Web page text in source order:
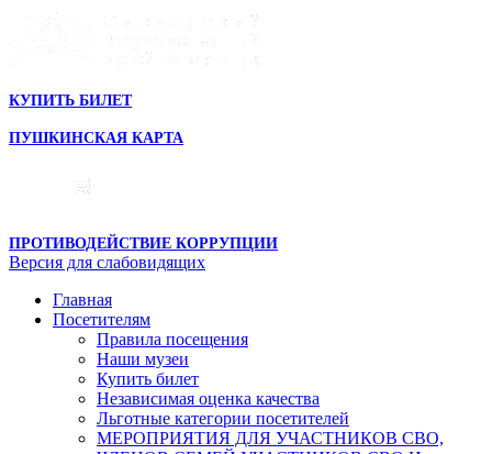
КУПИТЬ БИЛЕТ
ПУШКИНСКАЯ КАРТА
ПРОТИВОДЕЙСТВИЕ КОРРУПЦИИ
Версия для слабовидящих
Главная
Посетителям
Правила посещения
Наши музеи
Купить билет
Независимая оценка качества
Льготные категории посетителей
МЕРОПРИЯТИЯ ДЛЯ УЧАСТНИКОВ СВО,